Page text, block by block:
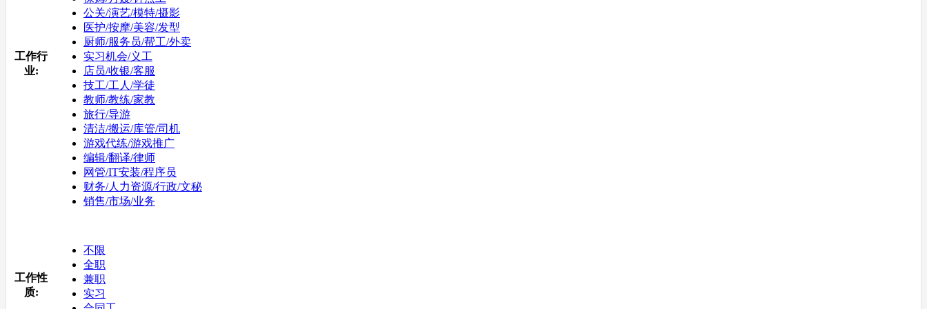
工作行
业:
公关/演艺/模特/摄影
医护/按摩/美容/发型
厨师/服务员/帮工/外卖
实习机会/义工
店员/收银/客服
技工/工人/学徒
教师/教练/家教
旅行/导游
清洁/搬运/库管/司机
游戏代练/游戏推广
编辑/翻译/律师
网管/IT安装/程序员
财务/人力资源/行政/文秘
销售/市场/业务
工作性
质:
不限
全职
兼职
实习